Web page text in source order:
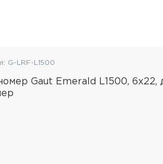
G-LRF-L1500
Gaut Emerald L1500, 6х22,